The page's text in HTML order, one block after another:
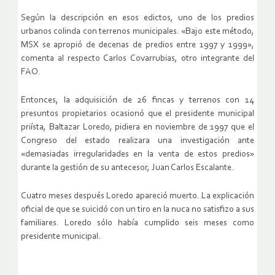
Según la descripción en esos edictos, uno de los predios
urbanos colinda con terrenos municipales. «Bajo este método,
MSX se apropió de decenas de predios entre 1997 y 1999»,
comenta al respecto Carlos Covarrubias, otro integrante del
FAO.
Entonces, la adquisición de 26 fincas y terrenos con 14
presuntos propietarios ocasionó que el presidente municipal
priísta, Baltazar Loredo, pidiera en noviembre de 1997 que el
Congreso del estado realizara una investigación ante
«demasiadas irregularidades en la venta de estos predios»
durante la gestión de su antecesor, Juan Carlos Escalante.
Cuatro meses después Loredo apareció muerto. La explicación
oficial de que se suicidó con un tiro en la nuca no satisfizo a sus
familiares. Loredo sólo había cumplido seis meses como
presidente municipal.